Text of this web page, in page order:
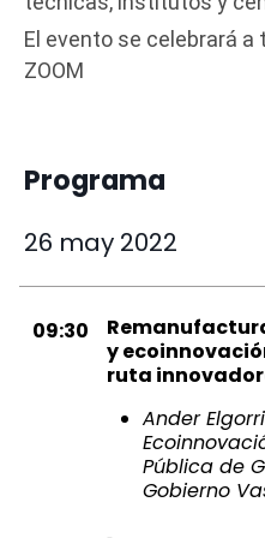
El evento se celebrará
ZOOM
Programa
26 may 2022
09:30
y
ruta
Ander
Pública de
Gobierno